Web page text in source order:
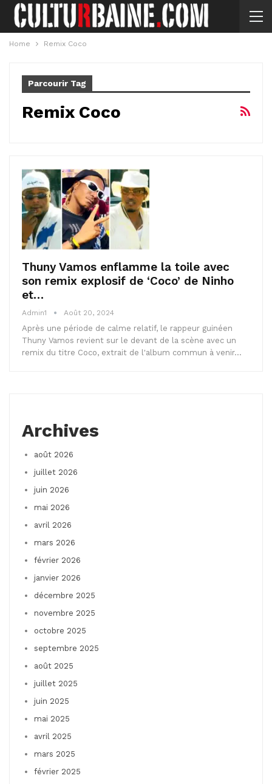
Home Remix Coco
Parcourir Tag
Remix Coco
Thuny Vamos enflamme la toile avec
son remix explosif de ‘Coco’ de Ninho
et…
Admin1 Août 20, 2024
Après une période de calme relatif, le rappeur guinéen
Thuny Vamos revient sur le devant de la scène avec un
remix du titre Coco, extrait de l'album commun à venir…
Archives
août 2026
juillet 2026
juin 2026
mai 2026
avril 2026
mars 2026
février 2026
janvier 2026
décembre 2025
novembre 2025
octobre 2025
septembre 2025
août 2025
juillet 2025
juin 2025
mai 2025
avril 2025
mars 2025
février 2025